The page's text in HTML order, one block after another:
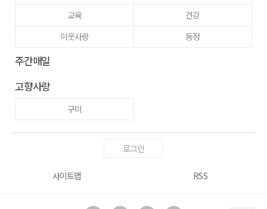
교육
건강
이웃사랑
동정
주간매일
고향사랑
구미
로그인
사이트맵 RSS